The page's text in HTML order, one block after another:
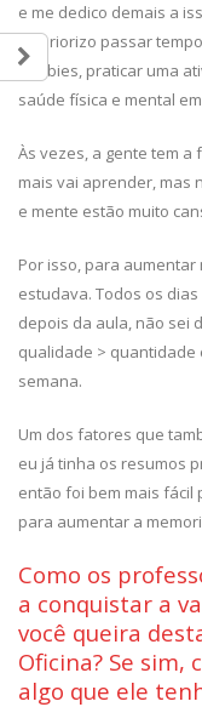
e me dedico demais a
Eu priorizo passar
hobbies, praticar uma
saúde física e mental
Às vezes, a gente tem
mais vai aprender, mas
e mente estão muito
Por isso, para
estudava. Todos os
depois da aula, não sei
qualidade > quantidade
semana.
Um dos fatores que
eu já tinha os resumos
então foi bem mais fácil
para aumentar a
Como os
a conquistar a
você queira
Oficina? Se sim,
algo que ele